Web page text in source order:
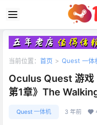
当前位置： 首页 > Quest 一体
Oculus Quest 游戏
第1章》The
Quest 一体机 3 年前